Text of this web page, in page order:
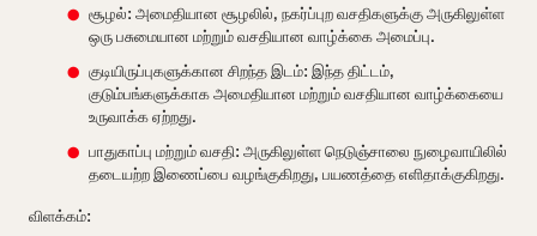
சூழல்: அமைதியான சூழலில், நகர்ப்புற வசதிகளுக்கு அருகிலுள்ள
ஒரு பசுமையான மற்றும் வசதியான வாழ்க்கை அமைப்பு.
குடியிருப்புகளுக்கான சிறந்த இடம்: இந்த திட்டம்,
குடும்பங்களுக்காக அமைதியான மற்றும் வசதியான வாழ்க்கையை
உருவாக்க ஏற்றது.
பாதுகாப்பு மற்றும் வசதி: அருகிலுள்ள நெடுஞ்சாலை நுழைவாயிலில்
தடையற்ற இணைப்பை வழங்குகிறது, பயணத்தை எளிதாக்குகிறது.
விளக்கம்: